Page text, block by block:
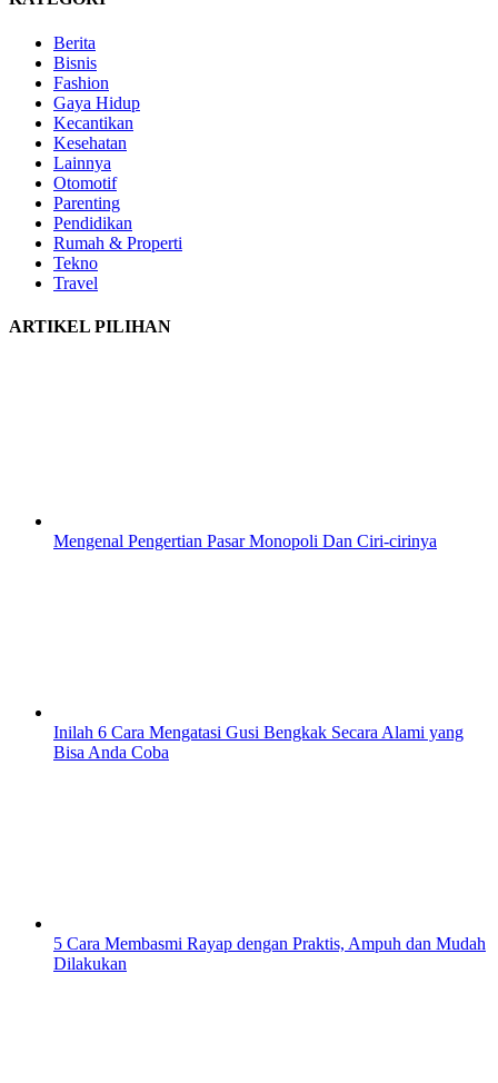
Berita
Bisnis
Fashion
Gaya Hidup
Kecantikan
Kesehatan
Lainnya
Otomotif
Parenting
Pendidikan
Rumah & Properti
Tekno
Travel
ARTIKEL PILIHAN
Mengenal Pengertian Pasar Monopoli Dan Ciri-cirinya
Inilah 6 Cara Mengatasi Gusi Bengkak Secara Alami yang
Bisa Anda Coba
5 Cara Membasmi Rayap dengan Praktis, Ampuh dan Mudah
Dilakukan